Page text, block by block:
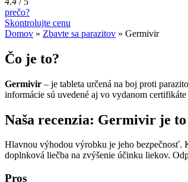
prečo?
Skontrolujte cenu
Domov » Zbavte sa parazitov » Germivir
Čo je to?
Germivir – je tableta určená na boj proti
informácie sú uvedené aj vo vydanom
Naša recenzia: Germivir je to
Hlavnou výhodou výrobku je jeho bezpečnosť.
doplnková liečba na zvýšenie účinku liekov.
Pros